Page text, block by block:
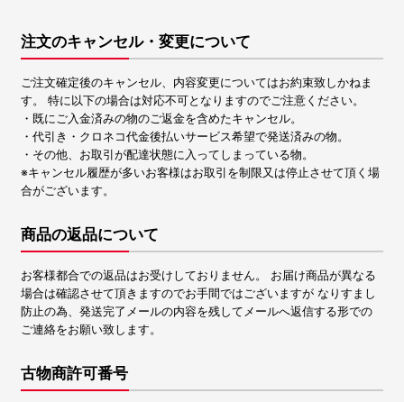
注文のキャンセル・変更について
ご注文確定後のキャンセル、内容変更についてはお約束致しかねま
す。 特に以下の場合は対応不可となりますのでご注意ください。
・既にご入金済みの物のご返金を含めたキャンセル。
・代引き・クロネコ代金後払いサービス希望で発送済みの物。
・その他、お取引が配達状態に入ってしまっている物。
※キャンセル履歴が多いお客様はお取引を制限又は停止させて頂く場
合がございます。
商品の返品について
お客様都合での返品はお受けしておりません。 お届け商品が異なる
場合は確認させて頂きますのでお手間ではございますが なりすまし
防止の為、発送完了メールの内容を残してメールへ返信する形での
ご連絡をお願い致します。
古物商許可番号